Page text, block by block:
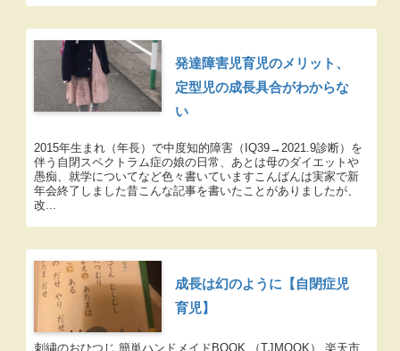
発達障害児育児のメリット、
定型児の成長具合がわからな
い
2015年生まれ（年長）で中度知的障害（IQ39→2021.9診断）を
伴う自閉スペクトラム症の娘の日常、あとは母のダイエットや
愚痴、就学についてなど色々書いていますこんばんは実家で新
年会終了しました昔こんな記事を書いたことがありましたが、
改...
成長は幻のように【自閉症児
育児】
刺繍のおひつじ 簡単ハンドメイドBOOK （TJMOOK） 楽天市